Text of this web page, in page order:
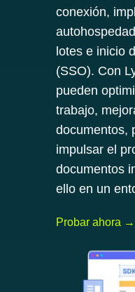
conexión,
lotes e inicio
(SSO). Con
pueden
trabajo,
documentos,
impulsar el
documentos
ello en un
Probar ahora →